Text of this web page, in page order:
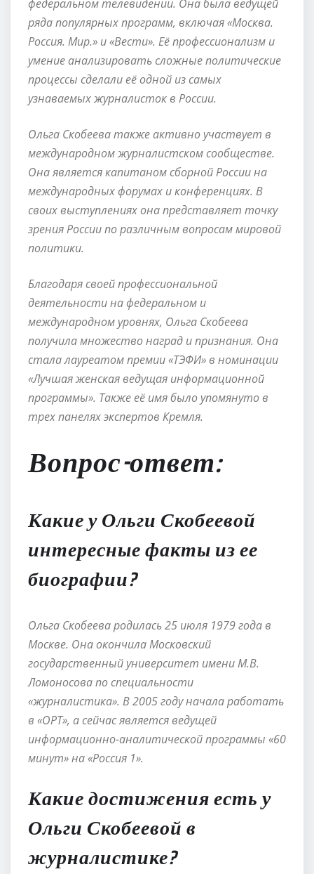
федеральном телевидении. Она была ведущей
ряда популярных программ, включая «Москва.
Россия. Мир.» и «Вести». Её профессионализм и
умение анализировать сложные политические
процессы сделали её одной из самых
узнаваемых журналисток в России.
Ольга Скобеева также активно участвует в
международном журналистском сообществе.
Она является капитаном сборной России на
международных форумах и конференциях. В
своих выступлениях она представляет точку
зрения России по различным вопросам мировой
политики.
Благодаря своей профессиональной
деятельности на федеральном и
международном уровнях, Ольга Скобеева
получила множество наград и признания. Она
стала лауреатом премии «ТЭФИ» в номинации
«Лучшая женская ведущая информационной
программы». Также её имя было упомянуто в
трех панелях экспертов Кремля.
Вопрос-ответ:
Какие у Ольги Скобеевой
интересные факты из ее
биографии?
Ольга Скобеева родилась 25 июля 1979 года в
Москве. Она окончила Московский
государственный университет имени М.В.
Ломоносова по специальности
«журналистика». В 2005 году начала работать
в «ОРТ», а сейчас является ведущей
информационно-аналитической программы «60
минут» на «Россия 1».
Какие достижения есть у
Ольги Скобеевой в
журналистике?